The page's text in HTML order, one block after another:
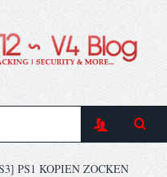
PS1 KOPIEN ZOCKEN